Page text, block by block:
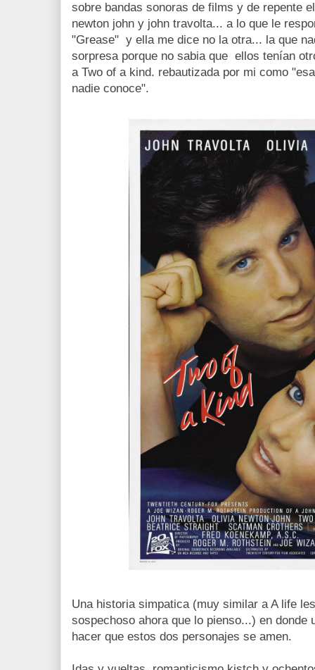
sobre bandas sonoras de films y de repente
newton john y john travolta... a lo que le
"Grease" y ella me dice no la otra... la que
sorpresa porque no sabia que ellos tenían
a Two of a kind. rebautizada por mi como
nadie conoce".
Una historia simpatica (muy similar a A life
sospechoso ahora que lo pienso...) en donde
hacer que estos dos personajes se amen.